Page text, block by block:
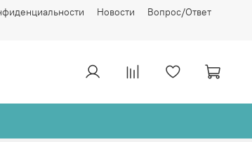
Новости Вопрос/Ответ